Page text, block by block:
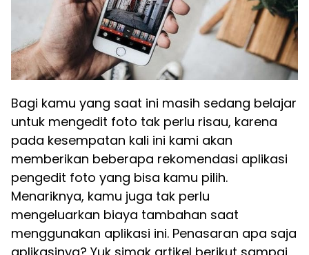
Bagi kamu yang saat ini masih sedang belajar
untuk mengedit foto tak perlu risau, karena
pada kesempatan kali ini kami akan
memberikan beberapa rekomendasi aplikasi
pengedit foto yang bisa kamu pilih.
Menariknya, kamu juga tak perlu
mengeluarkan biaya tambahan saat
menggunakan aplikasi ini. Penasaran apa saja